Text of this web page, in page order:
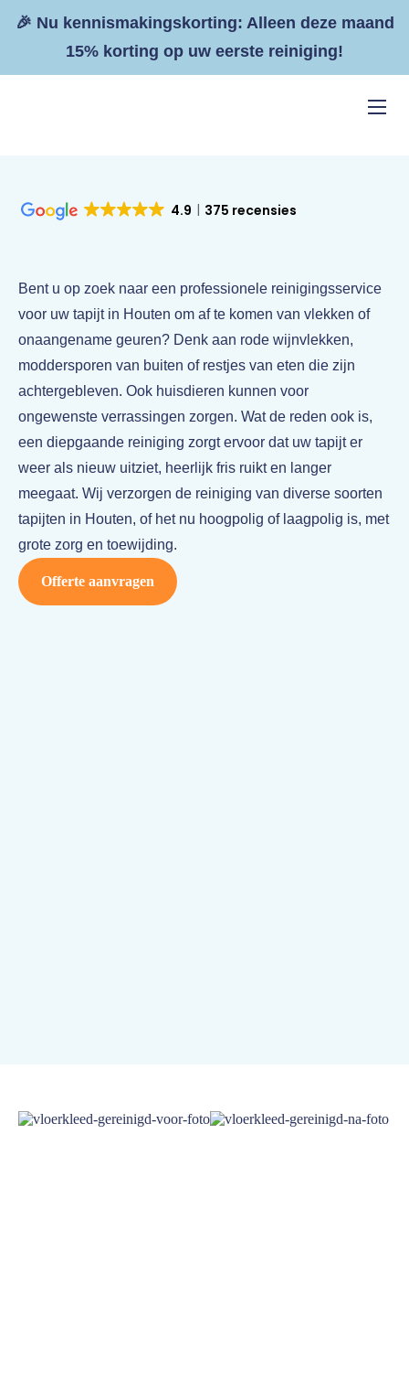
🎉 Nu kennismakingskorting: Alleen deze maand
15% korting op uw eerste reiniging!
Resultaten
Zakelijk
4.9 375 recensies
Bent u op zoek naar een professionele reinigingsservice
voor uw tapijt in Houten om af te komen van vlekken of
onaangename geuren? Denk aan rode wijnvlekken,
moddersporen van buiten of restjes van eten die zijn
achtergebleven. Ook huisdieren kunnen voor
ongewenste verrassingen zorgen. Wat de reden ook is,
een diepgaande reiniging zorgt ervoor dat uw tapijt er
weer als nieuw uitziet, heerlijk fris ruikt en langer
meegaat. Wij verzorgen de reiniging van diverse soorten
tapijten in Houten, of het nu hoogpolig of laagpolig is, met
grote zorg en toewijding.
Offerte aanvragen